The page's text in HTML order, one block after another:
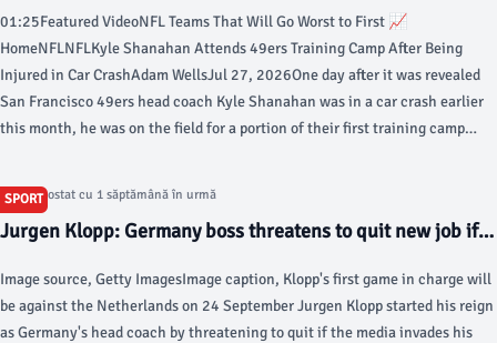
01:25Featured VideoNFL Teams That Will Go Worst to First 📈
HomeNFLNFLKyle Shanahan Attends 49ers Training Camp After Being
Injured in Car CrashAdam WellsJul 27, 2026One day after it was revealed
San Francisco 49ers head coach Kyle Shanahan was in a car crash earlier
this month, he was on the field for a portion of their first training camp
SPORT
Articol postat cu 1 săptămână în urmă
Jurgen Klopp: Germany boss threatens to quit new job if
Image source, Getty ImagesImage caption, Klopp's first game in charge will
be against the Netherlands on 24 September Jurgen Klopp started his reign
as Germany's head coach by threatening to quit if the media invades his